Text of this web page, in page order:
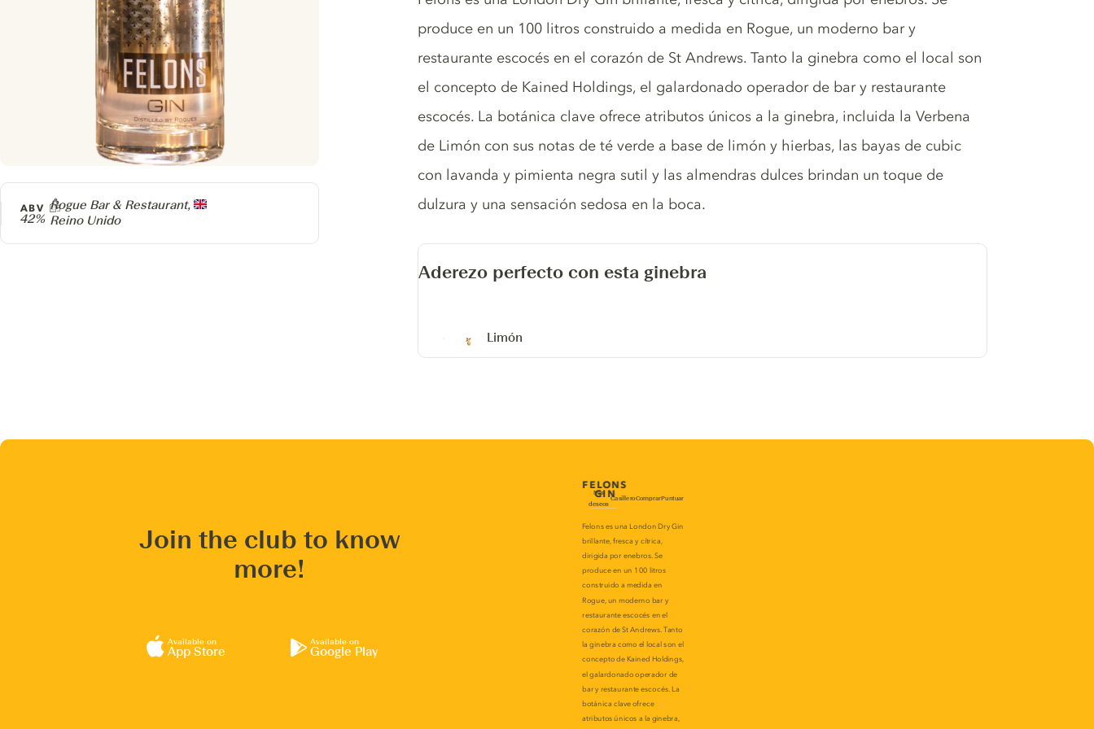
Producer
Rogue Bar & Restaurant,
Reino Unido
ABV
42%
produce en un 100 litros construido a medida en Rogue, un moderno bar y
restaurante escocés en el corazón de St Andrews. Tanto la ginebra como el local son
el concepto de Kained Holdings, el galardonado operador de bar y restaurante
escocés. La botánica clave ofrece atributos únicos a la ginebra, incluida la Verbena
de Limón con sus notas de té verde a base de limón y hierbas, las bayas de cubic
con lavanda y pimienta negra sutil y las almendras dulces brindan un toque de
dulzura y una sensación sedosa en la boca.
Aderezo perfecto con esta ginebra
Limón
Join the club to know
more!
Available on
App Store
Available on
Google Play